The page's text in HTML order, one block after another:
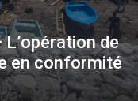
de
en conformité